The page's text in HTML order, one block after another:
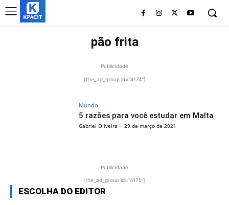
pão frita
Publicidade
[the_ad_group id="4174"]
Mundo
5 razões para você estudar em Malta
Gabriel Oliveira - 29 de março de 2021
Publicidade
[the_ad_group id="4175"]
ESCOLHA DO EDITOR